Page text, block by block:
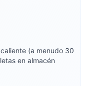
(a menudo 30
en almacén